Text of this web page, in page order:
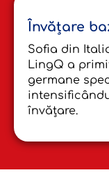
Învățare
Sofia din
LingQ a
germane
învățare.